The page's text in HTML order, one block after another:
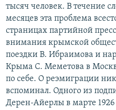
тысяч человек. В течение
месяцев эта проблема
страницах партийной
внимания крымской
поездки В. Ибраимова и
Крыма С. Меметова в
по себе. О реэмиграции
вспоминал. Одного из
Дерен-Айерлы в марте 1926